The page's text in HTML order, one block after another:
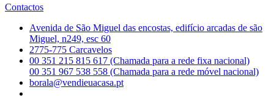
Contactos
Avenida de São Miguel das encostas, edifício arcadas de são
Miguel, n249, esc 60
2775-775 Carcavelos
00 351 215 815 617 (Chamada para a rede fixa nacional)
00 351 967 538 558 (Chamada para a rede móvel nacional)
borala@vendieuacasa.pt